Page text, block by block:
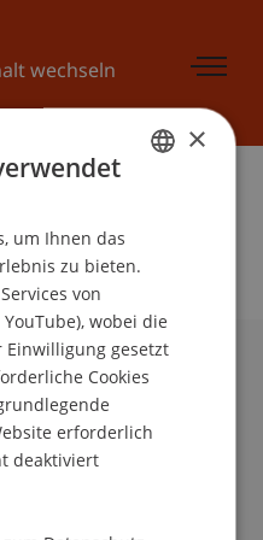
wechseln
×
um Ihnen das
zu bieten.
von
wobei die
Einwilligung gesetzt
Cookies
erforderlich
deaktiviert